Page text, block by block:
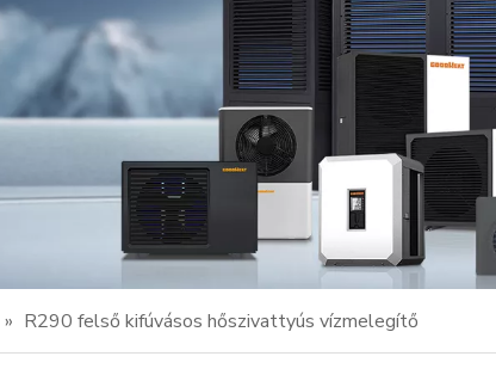
» R290 felső kifúvásos hőszivattyús vízmelegítő